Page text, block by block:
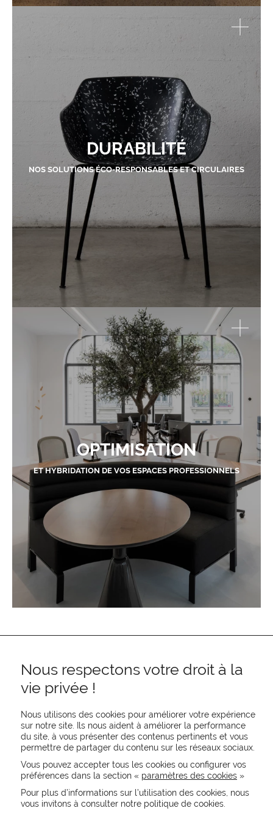
DURABILITÉ
NOS SOLUTIONS ÉCO-RESPONSABLES ET CIRCULAIRES
OPTIMISATION
ET HYBRIDATION DE VOS ESPACES PROFESSIONNELS
REJOIGNEZ-NOUS
CONTACTEZ-NOUS
NEWSLETTER
Nous respectons votre droit à la
vie privée !
Nous utilisons des cookies pour améliorer votre expérience
sur notre site. Ils nous aident à améliorer la performance
du site, à vous présenter des contenus pertinents et vous
permettre de partager du contenu sur les réseaux sociaux.
Vous pouvez accepter tous les cookies ou configurer vos
préférences dans la section « paramètres des cookies »
Pour plus d’informations sur l’utilisation des cookies, nous
vous invitons à consulter notre politique de cookies.